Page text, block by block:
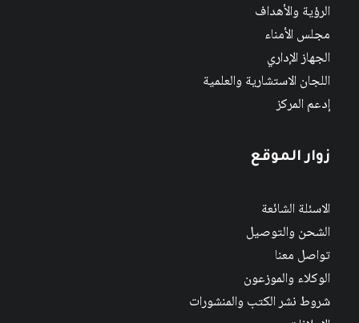
الرؤية والأهداف
مجلس الأمناء
الجهاز الإداري
اللجان الاستشارية والعلمية
إدعم المركز
زوار الموقع
الاسئلة الشائعة
الشحن والتوصيل
تواصل معنا
الوكلاء والموزعون
شروط نشر الكتب والمنشورات